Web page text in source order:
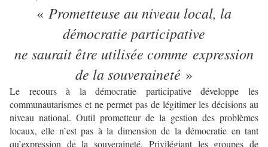
« Prometteuse au niveau local, la
démocratie participative
ne saurait être utilisée comme expression
de la souveraineté »
Le recours à la démocratie participative développe les
communautarismes et ne permet pas de légitimer les décisions au
niveau national. Outil prometteur de la gestion des problèmes
locaux, elle n’est pas à la dimension de la démocratie en tant
qu’expression de la souveraineté. Privilégiant les groupes de